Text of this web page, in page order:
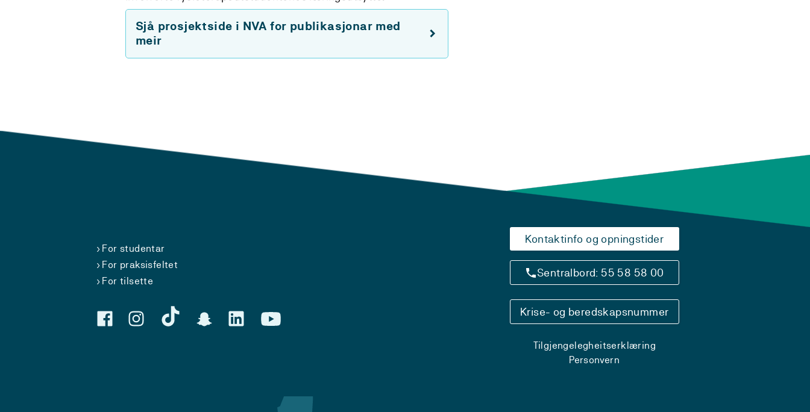
Sjå prosjektside i NVA for publikasjonar med
meir
For studentar
For praksisfeltet
For tilsette
Kontaktinfo og opningstider
Sentralbord: 55 58 58 00
Krise- og beredskapsnummer
Tilgjengelegheitserklæring
Personvern